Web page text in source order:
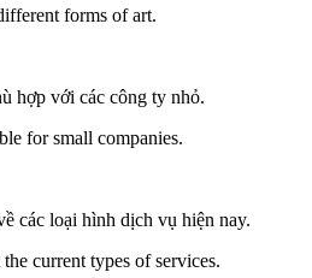
forms of art.
hợp với các công ty nhỏ.
for small companies.
các loại hình dịch vụ hiện nay.
current types of services.